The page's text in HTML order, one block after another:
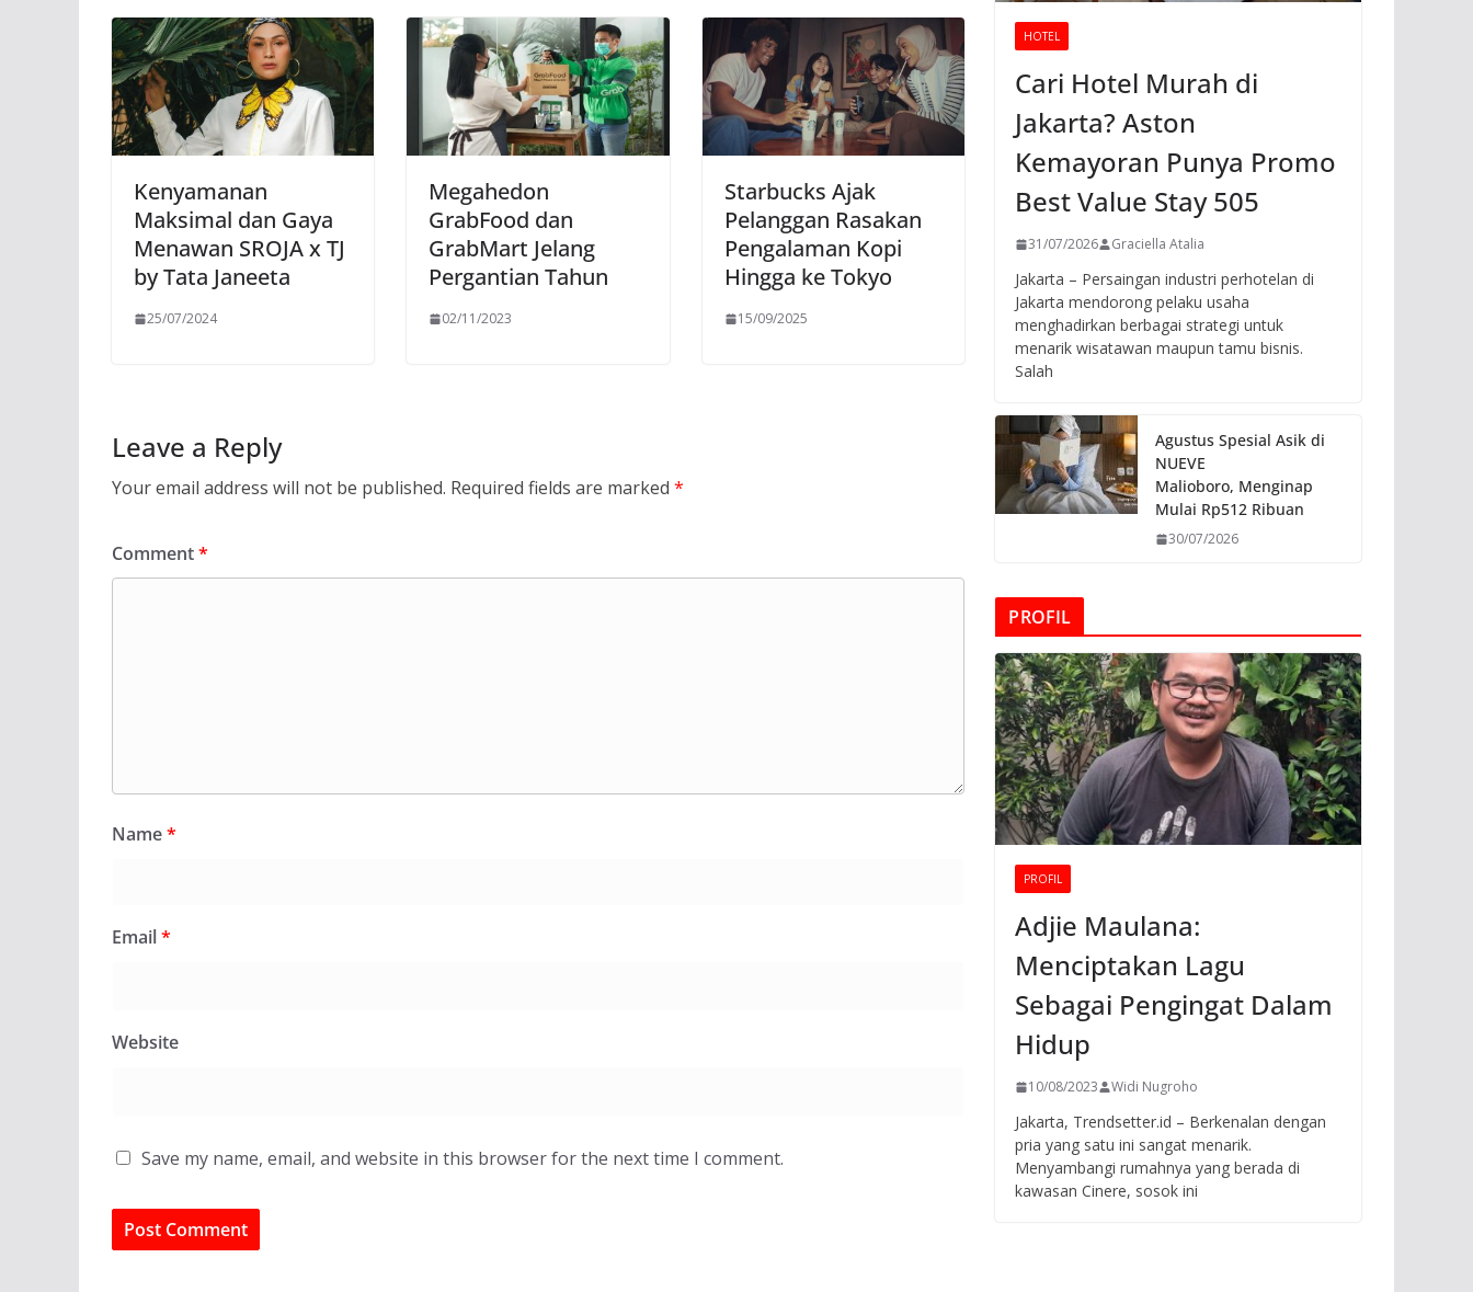
Kenyamanan
Maksimal dan Gaya
Menawan SROJA x TJ
by Tata Janeeta
25/07/2024
Megahedon
GrabFood dan
GrabMart Jelang
Pergantian Tahun
02/11/2023
Starbucks Ajak
Pelanggan Rasakan
Pengalaman Kopi
Hingga ke Tokyo
15/09/2025
Leave a Reply
Your email address will not be published. Required fields are marked *
Comment*
Name*
Email*
Website
Save my name, email, and website in this browser for the next time I comment.
HOTEL
Cari Hotel Murah di
Jakarta? Aston
Kemayoran Punya Promo
Best Value Stay 505
31/07/2026 Graciella Atalia
Jakarta – Persaingan industri perhotelan di
Jakarta mendorong pelaku usaha
menghadirkan berbagai strategi untuk
menarik wisatawan maupun tamu bisnis.
Salah
Agustus Spesial Asik di
NUEVE
Malioboro, Menginap
Mulai Rp512 Ribuan
30/07/2026
PROFIL
PROFIL
Adjie Maulana:
Menciptakan Lagu
Sebagai Pengingat Dalam
Hidup
10/08/2023 Widi Nugroho
Jakarta, Trendsetter.id – Berkenalan dengan
pria yang satu ini sangat menarik.
Menyambangi rumahnya yang berada di
kawasan Cinere, sosok ini